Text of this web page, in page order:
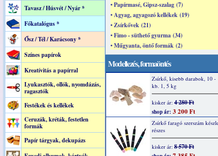
Tavasz / Húsvét / Nyár *
Főkatalógus *
Ősz / Tél / Karácsony *
Színes papírok
Kreatívitás a papírral
Lyukasztók, ollók, nyomdázás,
ragasztók
Festékek és kellékek
Ceruzák, kréták, festetlen
formák
Papír tárgyak, dekupázs
• Papírmasé, Gipsz-szalag (7)
• Agyag, agyagozó kellékek (19)
• Zsírkővek (21)
• Fimo - süthető gyurma (34)
• Műgyanta, öntő formák (2)
Modellezés, formaöntés
Zsírkő, kisebb darabok, 10 -
kb. 1, 5 kg
kisker ár: 4 280 Ft
shop ár: 3 200 Ft
Zsírkő faragó szerszám
részes
kisker ár: 8 570 Ft